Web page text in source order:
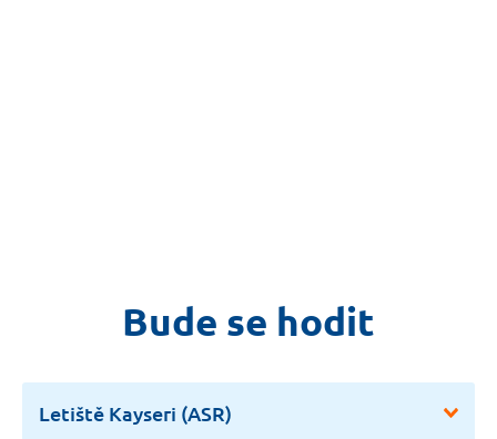
Bude se hodit
Letiště Kayseri (ASR)